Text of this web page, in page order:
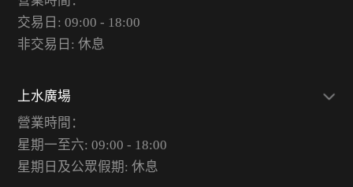
交易日: 09:00 - 18:00
非交易日: 休息
上水廣場
營業時間：
星期一至六: 09:00 - 18:00
星期日及公眾假期: 休息